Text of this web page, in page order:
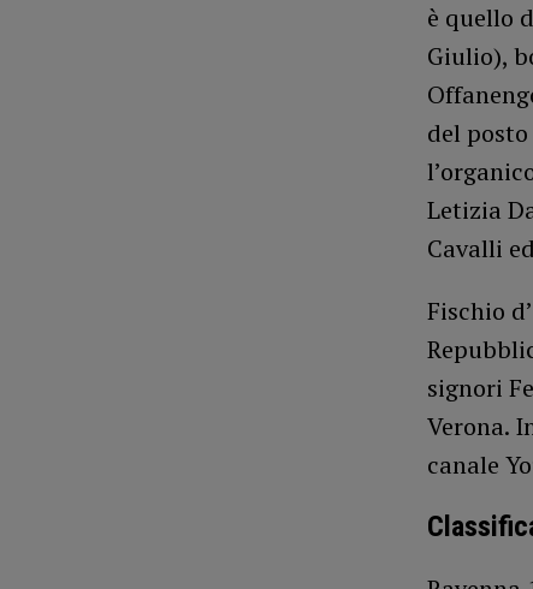
è quello
Giulio),
del
Letizia
Cavalli
Fischio
signori
Verona.
canale